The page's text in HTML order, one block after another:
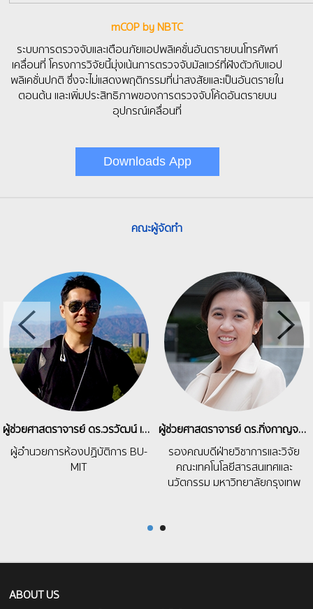
mCOP by NBTC
ระบบการตรวจจับและเตือนภัยแอปพลิเคชั่นอันตรายบนโทรศัพท์
เคลื่อนที่ โครงการวิจัยนี้มุ่งเน้นการตรวจจับมัลแวร์ที่ฝังตัวกับแอป
พลิเคชั่นปกติ ซึ่งจะไม่แสดงพฤติกรรมที่น่าสงสัยและเป็นอันตรายใน
ตอนต้น และเพิ่มประสิทธิภาพของการตรวจจับโค้ดอันตรายบน
อุปกรณ์เคลื่อนที่
Downloads App
คณะผู้จัดทำ
ผู้ช่วยศาสตราจารย์ ดร.วรวัฒน์ เชิญสวัสดิ์
ผู้อำนวยการห้องปฏิบัติการ BU-
MIT
ผู้ช่วยศาสตราจารย์ ดร.กิ่งกาญจน์ สุขคณาภิบาล
รองคณบดีฝ่ายวิชาการและวิจัย
คณะเทคโนโลยีสารสนเทศและ
นวัตกรรม มหาวิทยาลัยกรุงเทพ
ABOUT US